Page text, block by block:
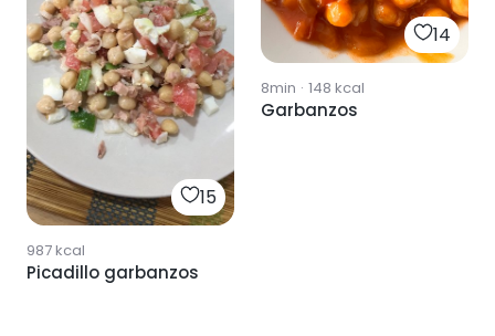
15
987kcal
Picadillo garbanzos
14
8min · 148 kcal
Garbanzos